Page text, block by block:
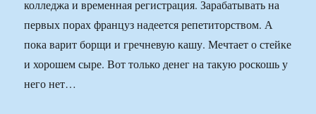
колледжа и временная регистрация. Зарабатывать на
первых порах француз надеется репетиторством. А
пока варит борщи и гречневую кашу. Мечтает о стейке
и хорошем сыре. Вот только денег на такую роскошь у
него нет…